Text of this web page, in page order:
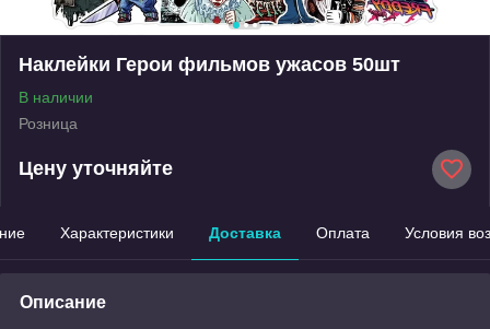
Наклейки Герои фильмов ужасов 50шт
В наличии
Розница
Цену уточняйте
Характеристики Доставка Оплата Условия
Описание